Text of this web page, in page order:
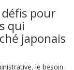
pour
qui
japonais
le besoin